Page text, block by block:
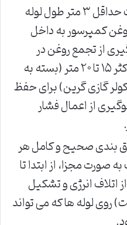
رعایت حداقل ۳ متر طول لوله
کمپرسور به داخل
از تجمع روغن در
یونیت داخلی) و حداکثر ۱۵ تا ۲۰ متر (بسته به
گازی گرین) برای حفظ
از اعمال فشار
بندی صحیح و کامل هر
صورت مجزا، از ابتدا تا
اتلاف انرژی و تشکیل
روی لوله ها که می تواند